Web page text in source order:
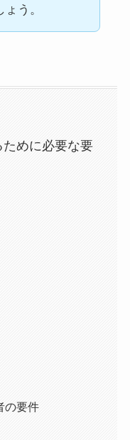
う。
めに必要な要
の要件